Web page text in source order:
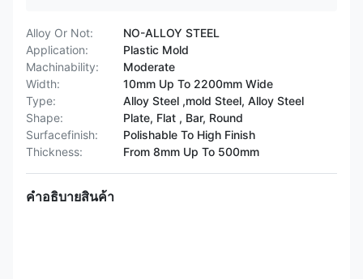
Alloy Or Not:
NO-ALLOY STEEL
Application:
Plastic Mold
Machinability:
Moderate
Width:
10mm Up To 2200mm Wide
Type:
Alloy Steel ,mold Steel, Alloy Steel
Shape:
Plate, Flat , Bar, Round
Surfacefinish:
Polishable To High Finish
Thickness:
From 8mm Up To 500mm
คําอธิบายสินค้า